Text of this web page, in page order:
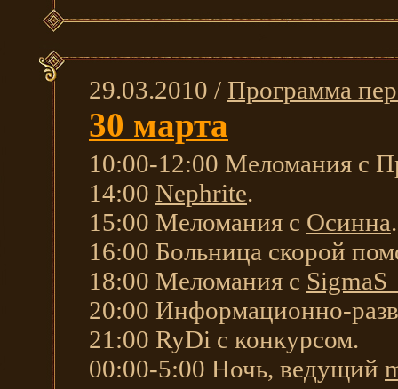
29.03.2010 / Программа
30 марта
10:00-12:00 Меломания с
14:00 Nephrite.
15:00 Меломания с Осинна.
16:00 Больница скорой
18:00 Меломания с
20:00 Информационно-
21:00 RyDi с конкурсом.
00:00-5:00 Ночь, ведущий